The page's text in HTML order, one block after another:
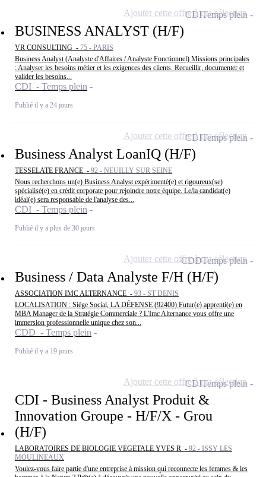
BUSINESS ANALYST (H/F)
VR CONSULTING - 75 - PARIS
Business Analyst (Analyste d'Affaires / Analyste Fonctionnel) Missions principales
: Analyser les besoins métier et les exigences des clients. Recueillir, documenter et
valider les besoins...
CDI - Temps plein
Publié il y a 24 jours
CDITemps plein
Ajouter cette offre à ma sélection
Business Analyst LoanIQ (H/F)
TESSELATE FRANCE - 92 - NEUILLY SUR SEINE
Nous recherchons un(e) Business Analyst expérimenté(e) et rigoureux(se)
spécialisé(e) en crédit corporate pour rejoindre notre équipe. Le/la candidat(e)
idéal(e) sera responsable de l'analyse des...
CDI - Temps plein
Publié il y a plus de 30 jours
CDITemps plein
Ajouter cette offre à ma sélection
Business / Data Analyste F/H (H/F)
ASSOCIATION IMC ALTERNANCE - 93 - ST DENIS
LOCALISATION : Siège Social, LA DÉFENSE (92400) Futur(e) apprenti(e) en
MBA Manager de la Stratégie Commerciale ? L'Imc Alternance vous offre une
immersion professionnelle unique chez son...
CDD - Temps plein
Publié il y a 19 jours
CDDTemps plein
Ajouter cette offre à ma sélection
CDI - Business Analyst Produit &
Innovation Groupe - H/F/X - Grou
(H/F)
LABORATOIRES DE BIOLOGIE VEGETALE YVES R - 92 - ISSY LES
MOULINEAUX
Voulez-vous faire partie d'une entreprise à mission qui reconnecte les femmes & les
CDITemps plein
Ajouter cette offre à ma sélection